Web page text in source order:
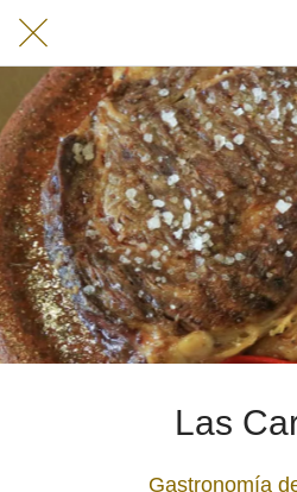
Las
Gastronomía